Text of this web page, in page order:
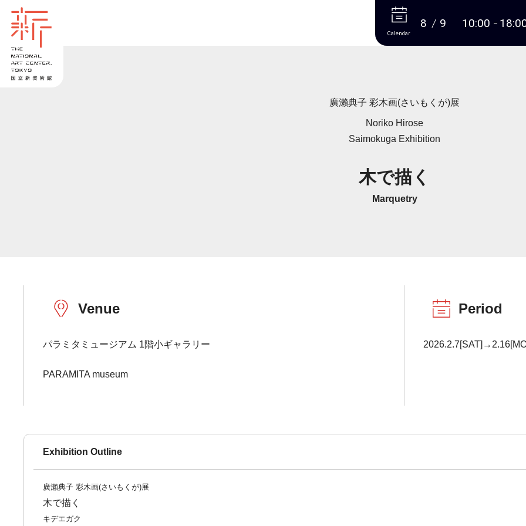
More
Calendar
8 9 10:00
廣瀨典子 彩木画(さいもくが)展
Noriko Hirose
Saimokuga Exhibition
木で描く
Marquetry
Venue
パラミタミュージアム 1階小ギャラリー
PARAMITA museum
Period
Exhibition Outline
廣瀨典子 彩木画(さいもくが)展
木で描く
キデエガク